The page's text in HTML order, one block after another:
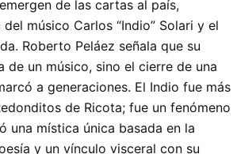
de las cartas al país,
músico Carlos “Indio” Solari y el
Roberto Peláez señala que su
de un músico, sino el cierre de una
a generaciones. El Indio fue más
de Ricota; fue un fenómeno
una mística única basada en la
y un vínculo visceral con su